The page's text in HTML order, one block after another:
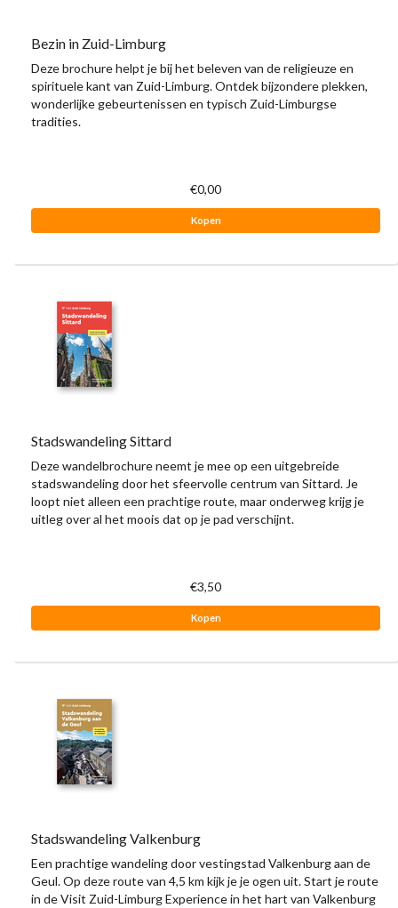
Bezin in Zuid-Limburg
Deze brochure helpt je bij het beleven van de religieuze en
spirituele kant van Zuid-Limburg. Ontdek bijzondere plekken,
wonderlijke gebeurtenissen en typisch Zuid-Limburgse
tradities.
€0,00
Kopen
Stadswandeling Sittard
Deze wandelbrochure neemt je mee op een uitgebreide
stadswandeling door het sfeervolle centrum van Sittard. Je
loopt niet alleen een prachtige route, maar onderweg krijg je
uitleg over al het moois dat op je pad verschijnt.
€3,50
Kopen
Stadswandeling Valkenburg
Een prachtige wandeling door vestingstad Valkenburg aan de
Geul. Op deze route van 4,5 km kijk je je ogen uit. Start je route
in de Visit Zuid-Limburg Experience in het hart van Valkenburg